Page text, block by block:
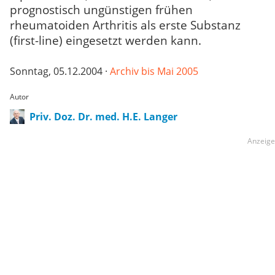
prognostisch ungünstigen frühen
rheumatoiden Arthritis als erste Substanz
(first-line) eingesetzt werden kann.
Sonntag, 05.12.2004 · Archiv bis Mai 2005
Autor
Priv. Doz. Dr. med. H.E. Langer